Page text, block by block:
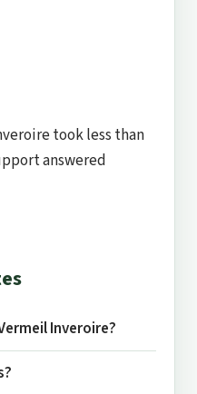
took less than
answered
Inveroire?